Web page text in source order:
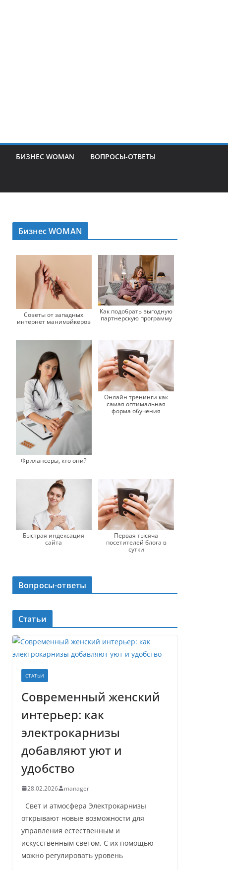
БИЗНЕС WOMAN ВОПРОСЫ-ОТВЕТЫ
Бизнес WOMAN
Советы от западных
интернет манимэйкеров
Как подобрать выгодную
партнерскую программу
Фрилансеры, кто они?
Онлайн тренинги как
самая оптимальная
форма обучения
Быстрая индексация
сайта
Первая тысяча
посетителей блога в
сутки
Вопросы-ответы
Статьи
СТАТЬИ
Современный женский
интерьер: как
электрокарнизы
добавляют уют и
удобство
28.02.2026 manager
Свет и атмосфера Электрокарнизы
открывают новые возможности для
управления естественным и
искусственным светом. С их помощью
можно регулировать уровень